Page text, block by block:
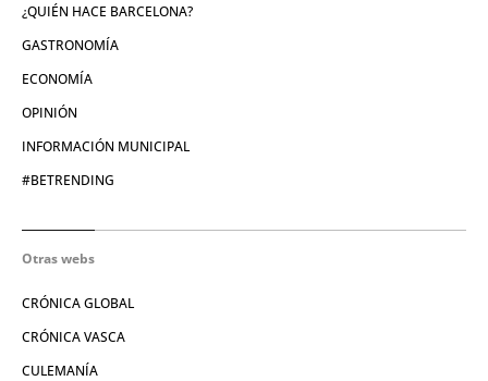
¿QUIÉN HACE BARCELONA?
GASTRONOMÍA
ECONOMÍA
OPINIÓN
INFORMACIÓN MUNICIPAL
#BETRENDING
Otras webs
CRÓNICA GLOBAL
CRÓNICA VASCA
CULEMANÍA